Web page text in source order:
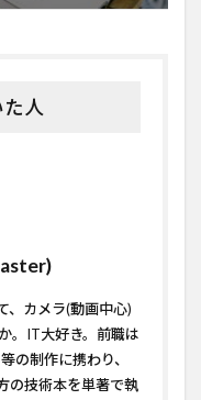
た人
、カメラ(動画中心)
。IT大好き。前職は
の制作に携わり、
の技術本を単著で執